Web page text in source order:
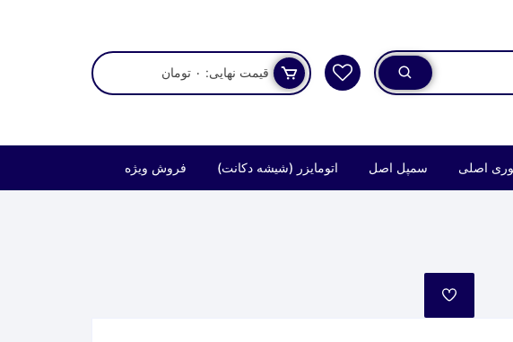
قیمت نهایی: ۰ تومان
اصلی سمپل اصل اتومایزر (شیشه دکانت) فروش ویژه